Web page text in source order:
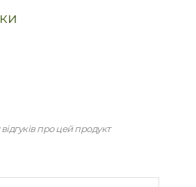
про цей продукт